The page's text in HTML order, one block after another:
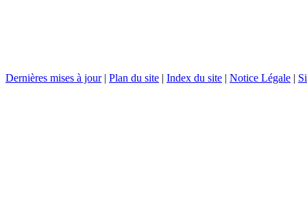
Dernières mises à jour| Plan du site | Index du site | Notice Légale |